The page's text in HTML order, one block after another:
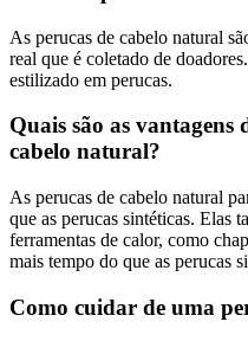
As perucas de cabelo natural
real que é coletado de
estilizado em perucas.
Quais são as vantagens
cabelo natural?
As perucas de cabelo natural
que as perucas sintéticas. Elas
ferramentas de calor, como
mais tempo do que as perucas
Como cuidar de uma